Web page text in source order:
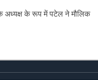
अध्यक्ष के रूप में पटेल ने मौलिक